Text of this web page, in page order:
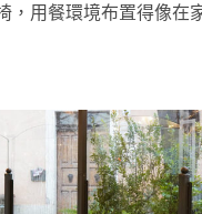
，用餐環境布置得像在